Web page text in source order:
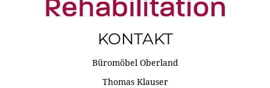
KONTAKT
Büromöbel Oberland
Thomas Klauser